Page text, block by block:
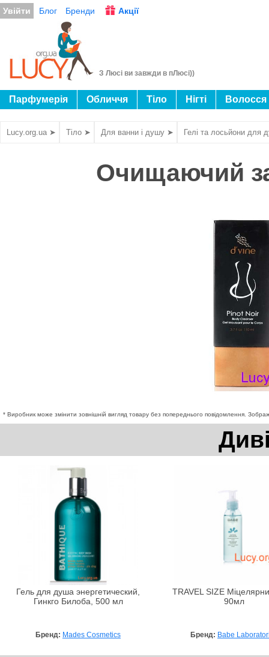
Увійти Блог Бренди Акції
З Люсі ви завжди в пЛюсі))
Парфумерія Обличчя Тіло Нігті Волосся
Lucy.org.ua ➤ Тіло ➤ Для ванни і душу ➤ Гелі та лосьйони для
Очищаючий
* Виробник може змінити зовнішній вигляд товару без попереднього повідомлення.
Гель для душа энергетический,
Гинкго Билоба, 500 мл
Бренд: Mades Cosmetics
TRAVEL SIZE
90мл
Бренд: Babe